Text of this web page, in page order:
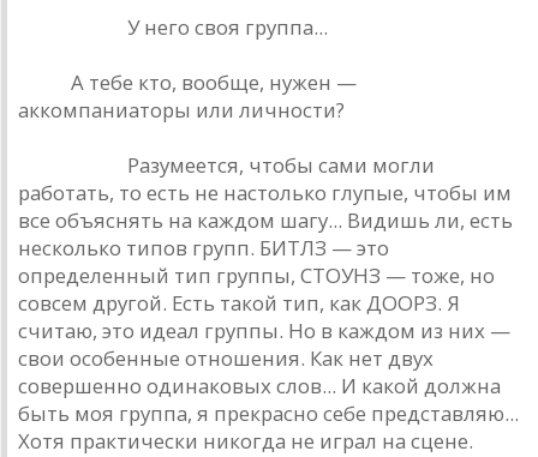
У него своя группа...
А тебе кто, вообще, нужен —
аккомпаниаторы или личности?
Разумеется, чтобы сами могли
работать, то есть не настолько глупые, чтобы им
все объяснять на каждом шагу... Видишь ли, есть
несколько типов групп. БИТЛЗ — это
определенный тип группы, СТОУНЗ — тоже, но
совсем другой. Есть такой тип, как ДООРЗ. Я
считаю, это идеал группы. Но в каждом из них —
свои особенные отношения. Как нет двух
совершенно одинаковых слов... И какой должна
быть моя группа, я прекрасно себе представляю...
Хотя практически никогда не играл на сцене.